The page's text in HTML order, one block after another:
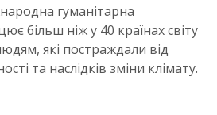
гуманітарна
більш ніж у 40 країнах світу
які постраждали від
та наслідків зміни клімату.